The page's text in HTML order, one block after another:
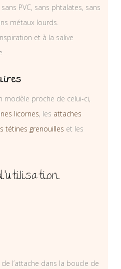
PVC, sans phtalates, sans
métaux lourds.
et à la salive
modèle proche de celui-ci,
licornes, les attaches
tétines grenouilles et les
l’attache dans la boucle de